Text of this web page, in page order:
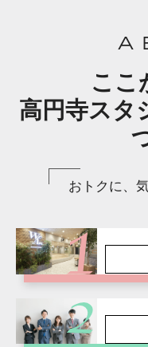
ここ
高円寺スタ
おトクに、